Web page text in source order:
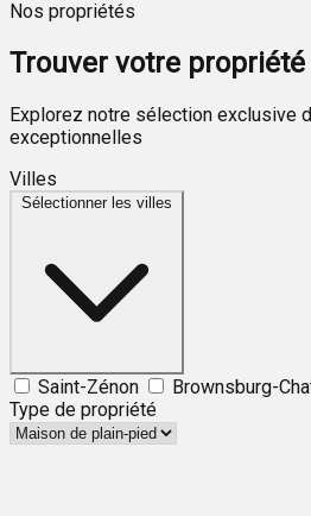
Nos propriétés
Trouver votre
Explorez notre sélection exclusive
exceptionnelles
Villes
Sélectionner les villes
Saint-Zénon
Brownsburg-
Type de propriété